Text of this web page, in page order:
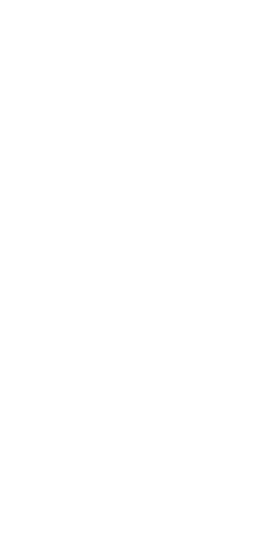
compartiré contigo